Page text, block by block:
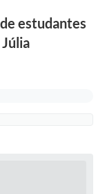
estudantes